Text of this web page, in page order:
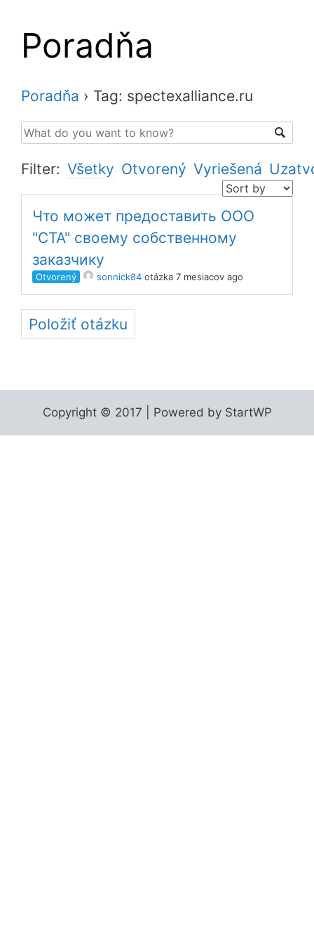
Poradňa
Poradňa › Tag: spectexalliance.ru
Filter: Všetky Otvorený Vyriešená
Что может предоставить ООО
"СТА" своему собственному
заказчику
Otvorený sonnick84 otázka 7 mesiacov ago
Položiť otázku
Copyright © 2017 | Powered by StartWP